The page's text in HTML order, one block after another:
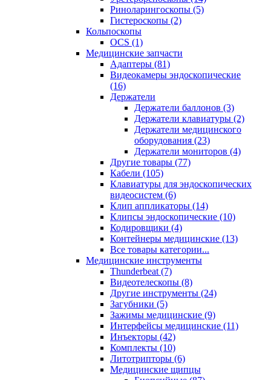
Риноларингоскопы (5)
Гистероскопы (2)
Кольпоскопы
OCS (1)
Медицинские запчасти
Адаптеры (81)
Видеокамеры эндоскопические
(16)
Держатели
Держатели баллонов (3)
Держатели клавиатуры (2)
Держатели медицинского
оборудования (23)
Держатели мониторов (4)
Другие товары (77)
Кабели (105)
Клавиатуры для эндоскопических
видеосистем (6)
Клип аппликаторы (14)
Клипсы эндоскопические (10)
Кодировщики (4)
Контейнеры медицинские (13)
Все товары категории...
Медицинские инструменты
Thunderbeat (7)
Видеотелескопы (8)
Другие инструменты (24)
Загубники (5)
Зажимы медицинские (9)
Интерфейсы медицинские (11)
Инъекторы (42)
Комплекты (10)
Литотрипторы (6)
Медицинские щипцы